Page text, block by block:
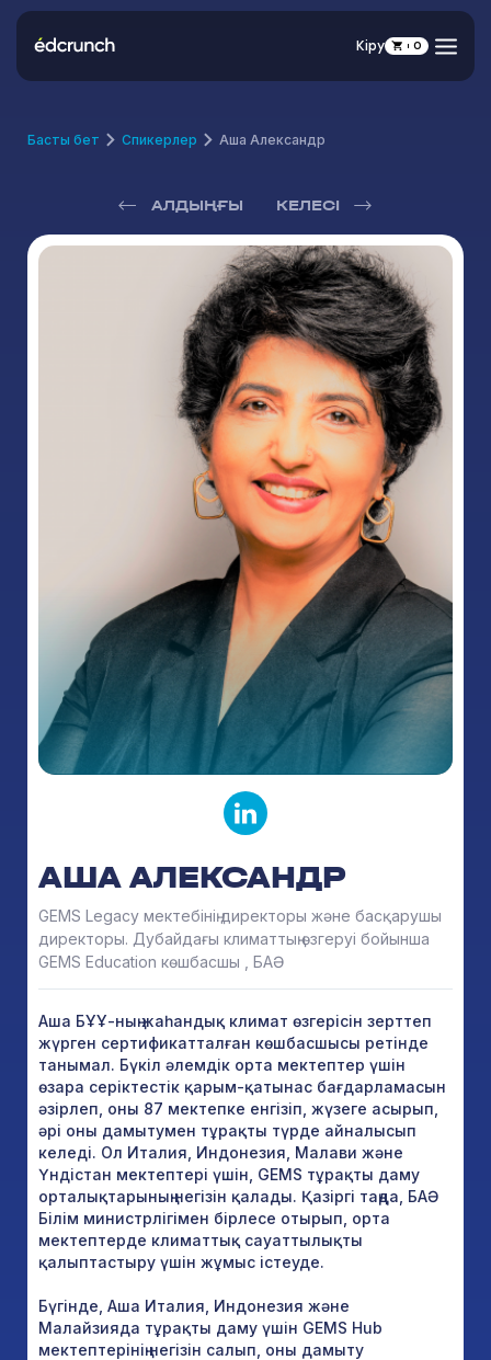
Кіру 0
Басты бет Спикерлер Аша Александр
АЛДЫҢҒЫ КЕЛЕСІ
АША АЛЕКСАНДР
GEMS Legacy мектебінің директоры және басқарушы
директоры. Дубайдағы климаттың өзгеруі бойынша
GEMS Education көшбасшы , БАӘ
Аша БҰҰ-ның жаһандық климат өзгерісін зерттеп
жүрген сертификатталған көшбасшысы ретінде
танымал. Бүкіл әлемдік орта мектептер үшін
өзара серіктестік қарым-қатынас бағдарламасын
әзірлеп, оны 87 мектепке енгізіп, жүзеге асырып,
әрі оны дамытумен тұрақты түрде айналысып
келеді. Ол Италия, Индонезия, Малави және
Үндістан мектептері үшін, GEMS тұрақты даму
орталықтарының негізін қалады. Қазіргі таңда, БАӘ
Білім министрлігімен бірлесе отырып, орта
мектептерде климаттық сауаттылықты
қалыптастыру үшін жұмыс істеуде.
Бүгінде, Аша Италия, Индонезия және
Малайзияда тұрақты даму үшін GEMS Hub
мектептерінің негізін салып, оны дамыту